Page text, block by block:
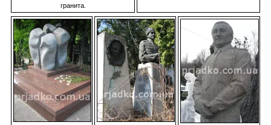
гранита.